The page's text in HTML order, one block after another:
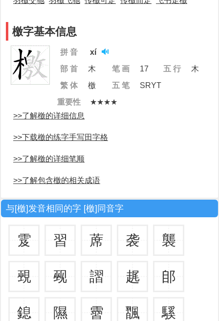
檄字基本信息
拼 音
xí
部 首
木 笔 画 17 五 行
木
繁 体
檄 五 笔
SRYT
重要性
★★★★
>>了解檄的详细信息
>>下载檄的练字手写田字格
>>了解檄的详细笔顺
>>了解包含檄的相关成语
与[檄]发音相同的字 [檄]同音字
雭 習 蓆 袭 襲
覡 觋 謵 趘 郋
鎴 隰 霫 飁 騱